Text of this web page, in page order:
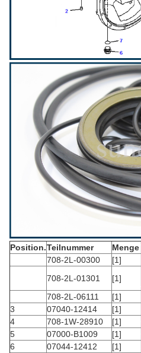
Position.Teilnummer Menge
708-2L-00300
[1]
708-2L-01301
[1]
708-2L-06111
[1]
3
07040-12414 [1]
4
708-1W-28910 [1]
5
07000-B1009 [1]
6
07044-12412 [1]